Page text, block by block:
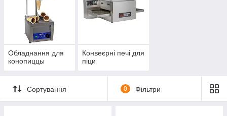
Обладнання для
конопиццы
Конвеєрні печі для
піци
Сортування 0 Фільтри